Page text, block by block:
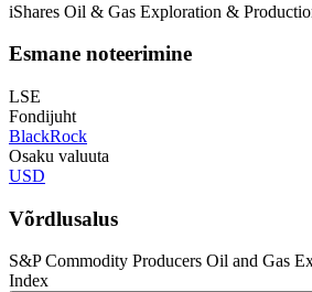
iShares Oil & Gas Exploration &
Esmane noteerimine
LSE
Fondijuht
BlackRock
Osaku valuuta
USD
Võrdlusalus
S&P Commodity Producers Oil and Gas
Index